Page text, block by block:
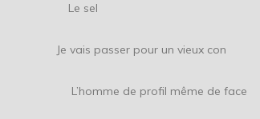
Le sel
passer pour un vieux con
de profil même de face